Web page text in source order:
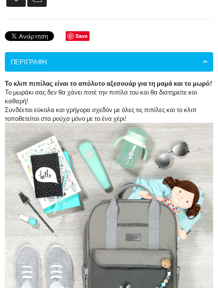
Save
ΠΕΡΙΓΡΑΦΉ
Το κλιπ πιπίλας είναι το απόλυτο αξεσουάρ για τη μαμά και το μωρό!
Το μωράκι σας δεν θα χάνει ποτέ την πιπίλα του και θα διατηρείτε και
καθαρή!
Συνδέεται εύκολα και γρήγορα σχεδόν με όλες τις πιπίλες και το κλιπ
τοποθετείται στα ρούχα μόνο με το ένα χέρι!